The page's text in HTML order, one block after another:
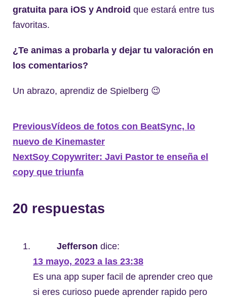
gratuita para iOS y Android que estará entre tus
favoritas.
¿Te animas a probarla y dejar tu valoración en
los comentarios?
Un abrazo, aprendiz de Spielberg 😉
PreviousVídeos de fotos con BeatSync, lo
nuevo de Kinemaster
NextSoy Copywriter: Javi Pastor te enseña el
copy que triunfa
20 respuestas
Jefferson dice:
13 mayo, 2023 a las 23:38
Es una app super facil de aprender creo que
si eres curioso puede aprender rapido pero